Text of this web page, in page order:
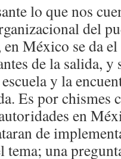
lo que nos
del
México se da
de la salida, y
y la
Es por chismes
en
de
tema; una